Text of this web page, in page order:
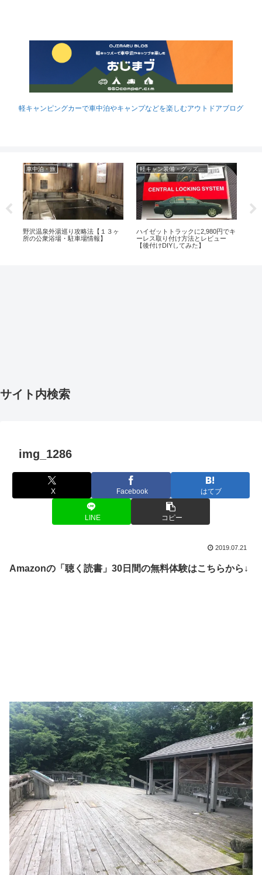
軽キャンピングカーで車中泊やキャンプなどを楽しむアウトドアブログ
車中泊・旅
野沢温泉外湯巡り攻略法【１３ヶ
所の公衆浴場・駐車場情報】
軽キャン装備・グッズなど
ハイゼットトラックに2,980円でキ
ーレス取り付け方法とレビュー
【後付けDIYしてみた】
サイト内検索
img_1286
X Facebook はてブ
LINE コピー
2019.07.21
Amazonの「聴く読書」30日間の無料体験はこちらから↓